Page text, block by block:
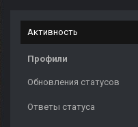
Активность
Профили
Обновления статусов
Ответы статуса